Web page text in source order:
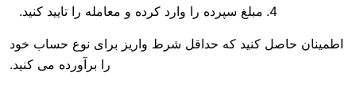
مبلغ سپرده را وارد کرده و معامله را تایید کنید.
که حداقل شرط واریز برای نوع حساب خود
را برآورده می کنید.